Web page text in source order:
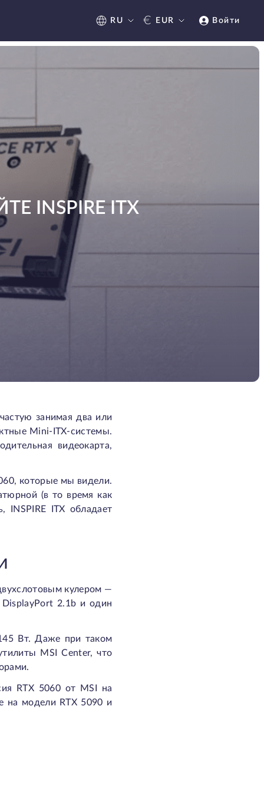
RU € EUR Войти
INSPIRE ITX
занимая два или
Mini-ITX-системы.
видеокарта,
которые мы видели.
(в то время как
INSPIRE ITX обладает
кулером —
DisplayPort 2.1b и один
Вт. Даже при таком
MSI Center, что
RTX 5060 от MSI на
на модели RTX 5090 и